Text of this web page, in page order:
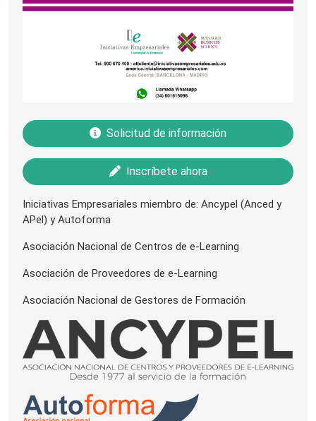
Solicitud de información
Inscríbete ahora
Iniciativas Empresariales miembro de: Ancypel (Anced y
APel) y Autoforma
Asociación Nacional de Centros de e-Learning
Asociación de Proveedores de e-Learning
Asociación Nacional de Gestores de Formación